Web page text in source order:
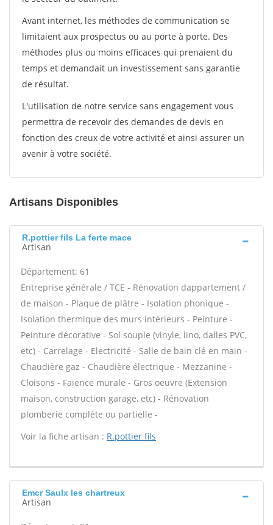
Avant internet, les méthodes de communication se
limitaient aux prospectus ou au porte à porte. Des
méthodes plus ou moins efficaces qui prenaient du
temps et demandait un investissement sans garantie
de résultat.
L'utilisation de notre service sans engagement vous
permettra de recevoir des demandes de devis en
fonction des creux de votre activité et ainsi assurer un
avenir à votre société.
Artisans Disponibles
R.pottier fils La ferte mace
Artisan
Département: 61
Entreprise générale / TCE - Rénovation dappartement /
de maison - Plaque de plâtre - Isolation phonique -
Isolation thermique des murs intérieurs - Peinture -
Peinture décorative - Sol souple (vinyle, lino, dalles PVC,
etc) - Carrelage - Electricité - Salle de bain clé en main -
Chaudière gaz - Chaudière électrique - Mezzanine -
Cloisons - Faïence murale - Gros oeuvre (Extension
maison, construction garage, etc) - Rénovation
plomberie complète ou partielle -
Voir la fiche artisan : R.pottier fils
Emcr Saulx les chartreux
Artisan